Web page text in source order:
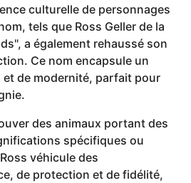
culturelle de personnages
tels que Ross Geller de la
a également rehaussé son
Ce nom encapsule un
de modernité, parfait pour
des animaux portant des
spécifiques ou
véhicule des
de protection et de fidélité,